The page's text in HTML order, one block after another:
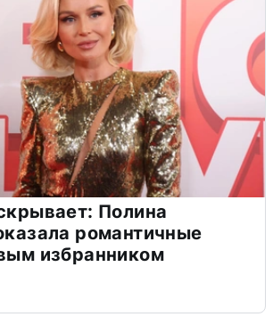
Полина
романтичные
избранником